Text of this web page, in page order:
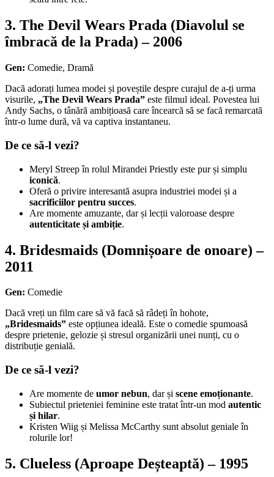
3. The Devil Wears Prada (Diavolul se
îmbracă de la Prada) – 2006
Gen: Comedie, Dramă
Dacă adorați lumea modei și poveștile despre curajul de a-ți urma
visurile, „The Devil Wears Prada” este filmul ideal. Povestea lui
Andy Sachs, o tânără ambițioasă care încearcă să se facă remarcată
într-o lume dură, vă va captiva instantaneu.
De ce să-l vezi?
Meryl Streep în rolul Mirandei Priestly este pur și simplu
iconică.
Oferă o privire interesantă asupra industriei modei și a
sacrificiilor pentru succes.
Are momente amuzante, dar și lecții valoroase despre
autenticitate și ambiție.
4. Bridesmaids (Domnișoare de onoare) –
2011
Gen: Comedie
Dacă vreți un film care să vă facă să râdeți în hohote,
„Bridesmaids” este opțiunea ideală. Este o comedie spumoasă
despre prietenie, gelozie și stresul organizării unei nunți, cu o
distribuție genială.
De ce să-l vezi?
Are momente de umor nebun, dar și scene emoționante.
Subiectul prieteniei feminine este tratat într-un mod autentic
și hilar.
Kristen Wiig și Melissa McCarthy sunt absolut geniale în
rolurile lor!
5. Clueless (Aproape Deșteaptă) – 1995